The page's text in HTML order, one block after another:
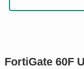
FortiGate 60F